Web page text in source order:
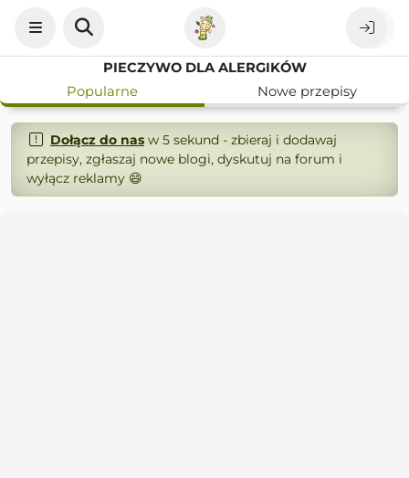
PIECZYWO DLA ALERGIKÓW
Popularne
Nowe przepisy
Dołącz do nasw 5 sekund - zbieraj i dodawaj
przepisy, zgłaszaj nowe blogi, dyskutuj na forum i
wyłącz reklamy 😄